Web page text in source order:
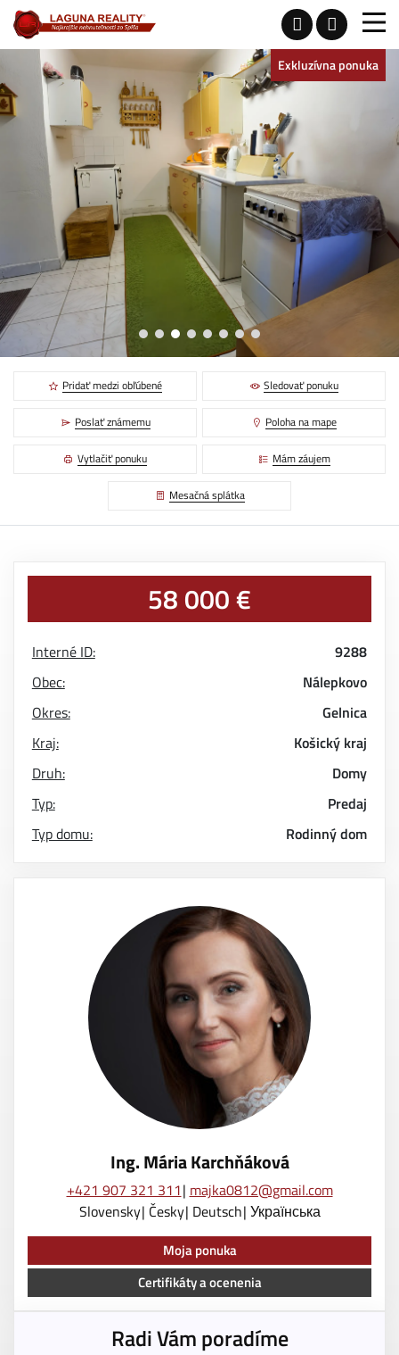
Exkluzívna ponuka
Pridať medzi obľúbené Sledovať ponuku
Poslať známemu Poloha na mape
Vytlačiť ponuku Mám záujem
Mesačná splátka
58 000 €
Interné ID:
9288
Obec:
Nálepkovo
Okres:
Gelnica
Kraj:
Košický kraj
Druh:
Domy
Typ:
Predaj
Typ domu:
Rodinný dom
Ing. Mária Karchňáková
+421 907 321 311 majka0812@gmail.com
Slovensky Česky Deutsch Українська
Moja ponuka
Certifikáty a ocenenia
Radi Vám poradíme